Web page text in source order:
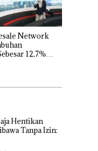
Network
12,7%
Hentikan
Tanpa Izin: